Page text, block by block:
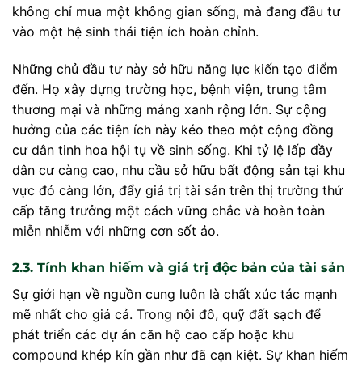
không chỉ mua một không gian sống, mà đang đầu tư
vào một hệ sinh thái tiện ích hoàn chỉnh.
Những chủ đầu tư này sở hữu năng lực kiến tạo điểm
đến. Họ xây dựng trường học, bệnh viện, trung tâm
thương mại và những mảng xanh rộng lớn. Sự cộng
hưởng của các tiện ích này kéo theo một cộng đồng
cư dân tinh hoa hội tụ về sinh sống. Khi tỷ lệ lấp đầy
dân cư càng cao, nhu cầu sở hữu bất động sản tại khu
vực đó càng lớn, đẩy giá trị tài sản trên thị trường thứ
cấp tăng trưởng một cách vững chắc và hoàn toàn
miễn nhiễm với những cơn sốt ảo.
2.3. Tính khan hiếm và giá trị độc bản của tài sản
Sự giới hạn về nguồn cung luôn là chất xúc tác mạnh
mẽ nhất cho giá cả. Trong nội đô, quỹ đất sạch để
phát triển các dự án căn hộ cao cấp hoặc khu
compound khép kín gần như đã cạn kiệt. Sự khan hiếm